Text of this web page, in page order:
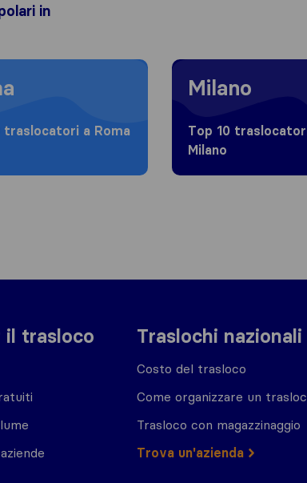
in
traslocatori a Roma
Moving to Milano
Milano
Top 10
Milano
il trasloco Traslochi nazionali
Costo del trasloco
Come organizzare un
Trasloco con magazzinaggio
Trova un'azienda